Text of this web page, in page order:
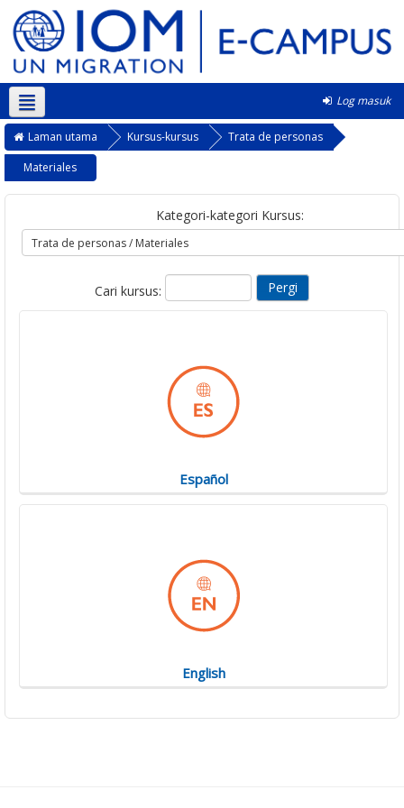
Log masuk
Bahasa Melayu ‎(ms)‎
Laman utama Kursus-kursus
Trata de personas
Materiales
Kategori-kategori Kursus:
Cari kursus:
Español
English